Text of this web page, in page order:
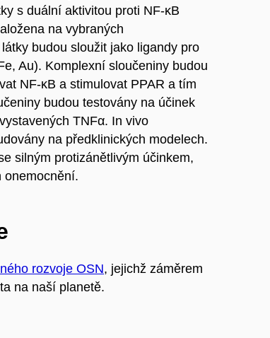
s duální aktivitou proti NF-κB
na vybraných
budou sloužit jako ligandy pro
Au). Komplexní sloučeniny budou
NF-κB a stimulovat PPAR a tím
budou testovány na účinek
TNFα. In vivo
na předklinických modelech.
silným protizánětlivým účinkem,
onemocnění.
rozvoje OSN, jejichž záměrem
na naší planetě.